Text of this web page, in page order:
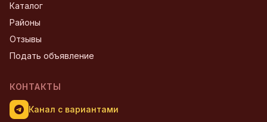
Каталог
Районы
Отзывы
Подать объявление
КОНТАКТЫ
Канал с вариантами